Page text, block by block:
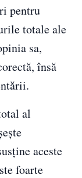
pentru
totale ale
sa,
însă
al
aceste
foarte